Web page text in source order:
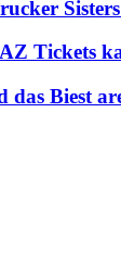
Tickets
das Biest